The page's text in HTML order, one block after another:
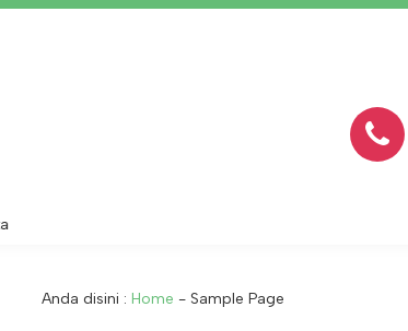
Anda disini : Home - Sample Page